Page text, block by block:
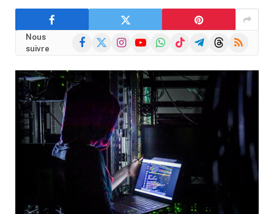
Nous
suivre
Facebook
X
InstagramYouTubeWhatsAppTikTokTelegramThreads
RSS